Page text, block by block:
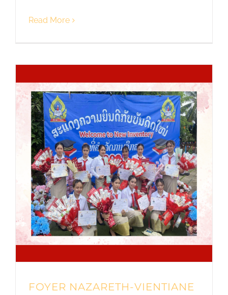
Read More
FOYER NAZARETH-VIENTIANE